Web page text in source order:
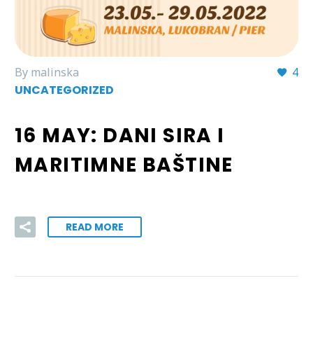
4
By malinska
UNCATEGORIZED
16 MAY: DANI SIRA I
MARITIMNE BAŠTINE
READ MORE